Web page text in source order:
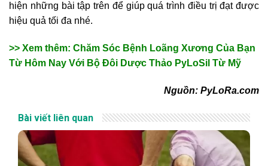
hiện những bài tập trên để giúp quá trình điều trị đạt được
hiệu quả tối đa nhé.
>> Xem thêm: Chăm Sóc Bệnh Loãng Xương Của Bạn
Từ Hôm Nay Với Bộ Đôi Dược Thảo PyLoSil Từ Mỹ
Nguồn: PyLoRa.com
Bài viết liên quan